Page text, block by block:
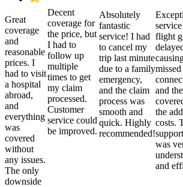
Great
coverage
and
reasonable
prices. I
had to visit
a hospital
abroad,
and
everything
was
covered
without
any issues.
The only
downside
Decent
coverage for
the price, but
I had to
follow up
multiple
times to get
my claim
processed.
Customer
service could
be improved.
Absolutely
fantastic
service! I had
to cancel my
trip last minute
due to a family
emergency,
and the claim
process was
smooth and
quick. Highly
recommended!
flight
missed
and
the
costs.
was
and